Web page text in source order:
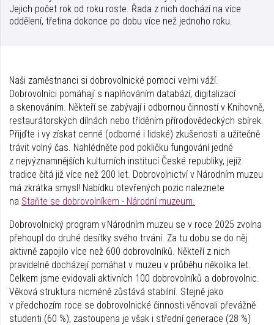
Jejich počet rok od roku roste. Řada z nich dochází na více
oddělení, třetina dokonce po dobu více než jednoho roku.
Naši zaměstnanci si dobrovolnické pomoci velmi váží.
Dobrovolníci pomáhají s naplňováním databází, digitalizací
a skenováním. Někteří se zabývají i odbornou činností v Knihovně,
restaurátorských dílnách nebo tříděním přírodovědeckých sbírek.
Přijďte i vy získat cenné (odborné i lidské) zkušenosti a užitečně
trávit volný čas. Nahlédněte pod pokličku fungování jedné
z nejvýznamnějších kulturních institucí České republiky, jejíž
tradice čítá již více než 200 let. Dobrovolnictví v Národním muzeu
má zkrátka smysl! Nabídku otevřených pozic naleznete
na Staňte se dobrovolníkem - Národní muzeum.
Dobrovolnický program v Národním muzeu se v roce 2025 zvolna
přehoupl do druhé desítky svého trvání. Za tu dobu se do něj
aktivně zapojilo více než 600 dobrovolníků. Někteří z nich
pravidelně docházejí pomáhat v muzeu v průběhu několika let.
Celkem jsme evidovali aktivních 100 dobrovolníků a dobrovolnic.
Věková struktura nicméně zůstává stabilní. Stejně jako
v předchozím roce se dobrovolnické činnosti věnovali převážně
studenti (60 %), zastoupena je však i střední generace (28 %)